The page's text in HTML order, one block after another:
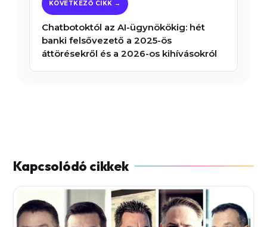
Chatbotoktól az AI-ügynökökig: hét
banki felsővezető a 2025-ös
áttörésekről és a 2026-os kihívásokról